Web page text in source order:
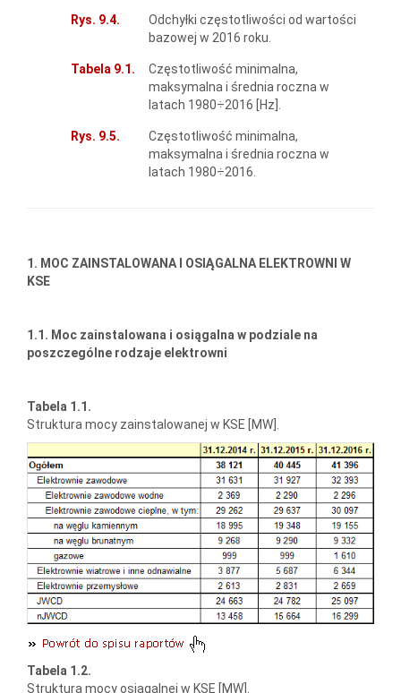
Rys. 9.4.
Odchyłki częstotliwości od wartości
bazowej w 2016 roku.
Tabela 9.1.
Częstotliwość minimalna,
maksymalna i średnia roczna w
latach 1980÷2016 [Hz].
Rys. 9.5.
Częstotliwość minimalna,
maksymalna i średnia roczna w
latach 1980÷2016.
1. MOC ZAINSTALOWANA I OSIĄGALNA ELEKTROWNI W
KSE
1.1. Moc zainstalowana i osiągalna w podziale na
poszczególne rodzaje elektrowni
Tabela 1.1.
Struktura mocy zainstalowanej w KSE [MW].
Tabela 1.2.
Struktura mocy osiągalnej w KSE [MW].